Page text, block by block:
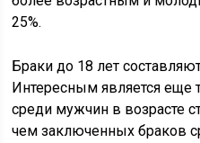
25%.
Браки до 18 лет
Интересным является еще
среди мужчин в возрасте
чем заключенных браков